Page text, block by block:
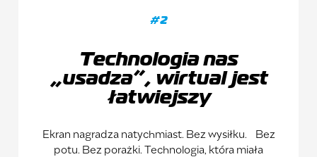
#2
Technologia nas
„usadza”, wirtual jest
łatwiejszy
Ekran nagradza natychmiast. Bez wysiłku. Bez
potu. Bez porażki. Technologia, która miała